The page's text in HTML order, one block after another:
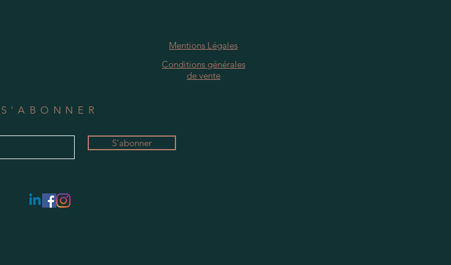
Mentions Légales
Conditions générales
de vente
S'ABONNER
S'abonner